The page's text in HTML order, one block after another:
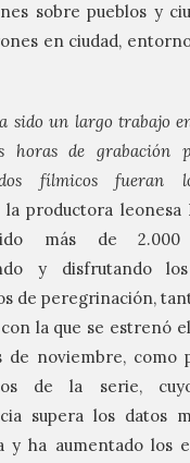
sobre pueblos y
en ciudad,
sido un largo trabajo
horas de grabación
fílmicos fueran
la productora leonesa
más de 2.000
y disfrutando
de peregrinación,
la que se estrenó
de noviembre, como
de la serie,
supera los datos
y ha aumentado los